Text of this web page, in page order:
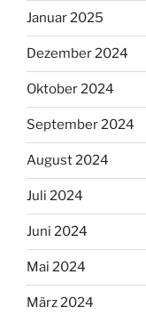
Januar 2025
Dezember 2024
Oktober 2024
September 2024
August 2024
Juli 2024
Juni 2024
Mai 2024
März 2024